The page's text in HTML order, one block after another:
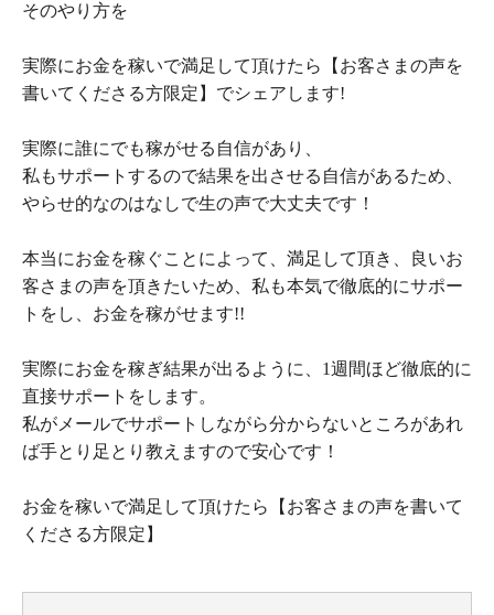
そのやり方を
実際にお金を稼いで満足して頂けたら【お客さまの声を
書いてくださる方限定】でシェアします!
実際に誰にでも稼がせる自信があり、
私もサポートするので結果を出させる自信があるため、
やらせ的なのはなしで生の声で大丈夫です！
本当にお金を稼ぐことによって、満足して頂き、良いお
客さまの声を頂きたいため、私も本気で徹底的にサポー
トをし、お金を稼がせます!!
実際にお金を稼ぎ結果が出るように、1週間ほど徹底的に
直接サポートをします。
私がメールでサポートしながら分からないところがあれ
ば手とり足とり教えますので安心です！
お金を稼いで満足して頂けたら【お客さまの声を書いて
くださる方限定】